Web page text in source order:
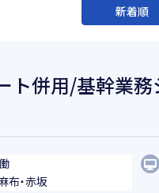
新着順
ト併用/基幹業
布・赤坂